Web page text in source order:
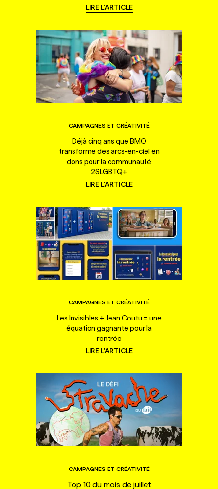
LIRE L'ARTICLE
CAMPAGNES ET CRÉATIVITÉ
Déjà cinq ans que BMO
transforme des arcs-en-ciel en
dons pour la communauté
2SLGBTQ+
LIRE L'ARTICLE
CAMPAGNES ET CRÉATIVITÉ
Les Invisibles + Jean Coutu = une
équation gagnante pour la
rentrée
LIRE L'ARTICLE
CAMPAGNES ET CRÉATIVITÉ
Top 10 du mois de juillet